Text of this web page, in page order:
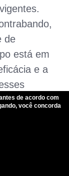
de
está em
e a
visão
sua
atuais.
de acordo com
você concorda